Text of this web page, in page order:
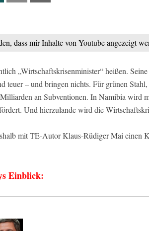
dass mir Inhalte von Youtube angezeigt
„Wirtschaftskrisenminister“ heißen.
teuer – und bringen nichts. Für grünen
an Subventionen. In Namibia wird
Und hierzulande wird die
mit TE-Autor Klaus-Rüdiger Mai einen
Einblick: